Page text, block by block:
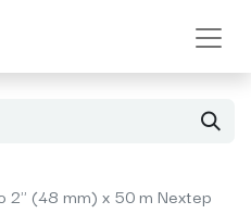
2" (48 mm) x 50 m Nextep